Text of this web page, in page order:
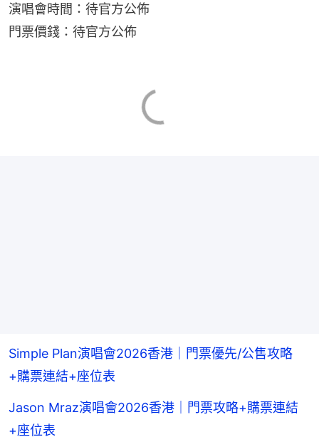
演唱會時間：待官方公佈
門票價錢：待官方公佈
Simple Plan演唱會2026香港｜門票優先/公售攻略
+購票連結+座位表
Jason Mraz演唱會2026香港｜門票攻略+購票連結
+座位表